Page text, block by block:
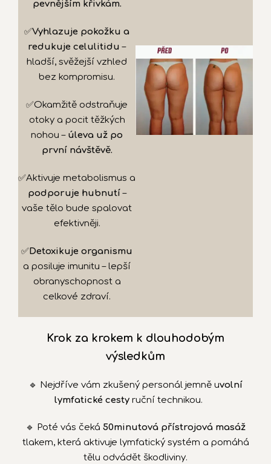
pevnějším křivkám.
✅Vyhlazuje pokožku a
redukuje celulitidu –
hladší, svěžejší vzhled
bez kompromisu.
✅Okamžitě odstraňuje
otoky a pocit těžkých
nohou – úleva už po
první návštěvě.
✅Aktivuje metabolismus a
podporuje hubnutí–
vaše tělo bude spalovat
efektivněji.
✅Detoxikuje organismu
a posiluje imunitu – lepší
obranyschopnost a
celkové zdraví.
Krok za krokem k dlouhodobým
výsledkům
🔹 Nejdříve vám zkušený personál jemně uvolní
lymfatické cestyruční technikou.
🔹 Poté vás čeká 50minutová přístrojová masáž
tlakem, která aktivuje lymfatický systém a pomáhá
tělu odvádět škodliviny.